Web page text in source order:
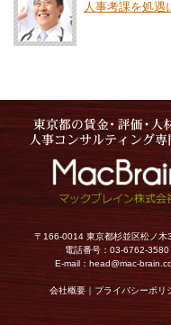
人事考課を処遇
〒166-0014 東京都杉並区松ノ木
電話番号：03-6762-3580
E-mail： head@mac-
会社概要｜プライバシーポリ